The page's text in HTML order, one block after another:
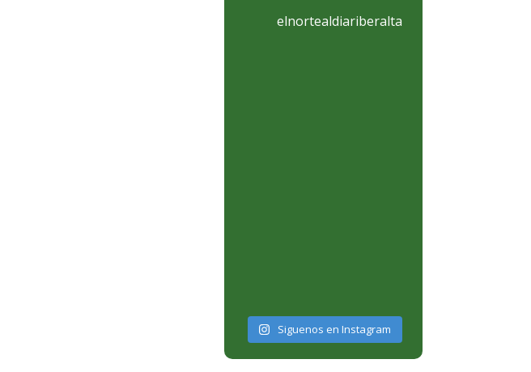
elnortealdiariberalta
Siguenos en Instagram